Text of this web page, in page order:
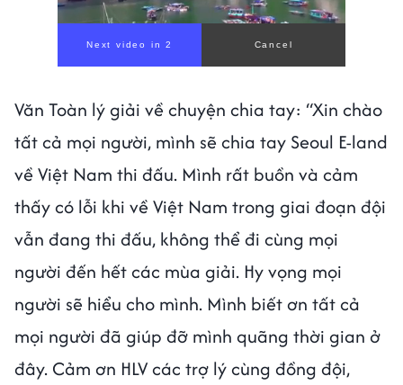
Văn Toàn lý giải về chuyện chia tay: “Xin chào
tất cả mọi người, mình sẽ chia tay Seoul E-land
về Việt Nam thi đấu. Mình rất buồn và cảm
thấy có lỗi khi về Việt Nam trong giai đoạn đội
vẫn đang thi đấu, không thể đi cùng mọi
người đến hết các mùa giải. Hy vọng mọi
người sẽ hiểu cho mình. Mình biết ơn tất cả
mọi người đã giúp đỡ mình quãng thời gian ở
đây. Cảm ơn HLV các trợ lý cùng đồng đội,